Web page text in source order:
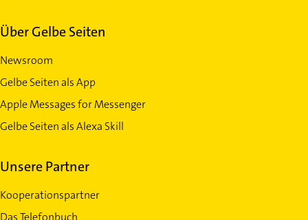
Über Gelbe Seiten
Newsroom
Gelbe Seiten als App
Apple Messages for Messenger
Gelbe Seiten als Alexa Skill
Unsere Partner
Kooperationspartner
Das Telefonbuch